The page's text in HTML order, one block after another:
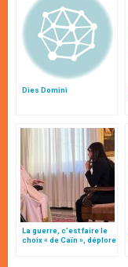
Dies Domini
La guerre, c’est faire le
choix « de Caïn », déplore